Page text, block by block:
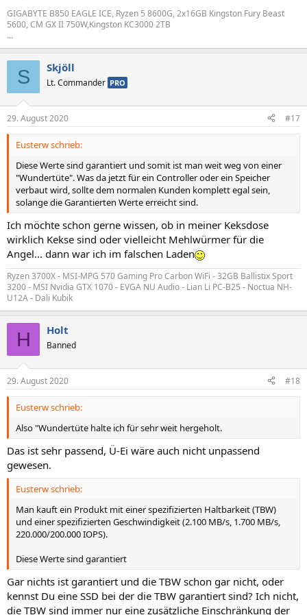
GIGABYTE B850 EAGLE ICE, Ryzen 5 8600G, 2x16GB Kingston Fury Beast
5600, CM GX II 750W,Kingston KC3000 2TB
...
S Skjöll
Lt. Commander PRO
29. August 2020 #17
Eusterw schrieb:
Diese Werte sind garantiert und somit ist man weit weg von einer
"Wundertüte". Was da jetzt für ein Controller oder ein Speicher
verbaut wird, sollte dem normalen Kunden komplett egal sein,
solange die Garantierten Werte erreicht sind.
Ich möchte schon gerne wissen, ob in meiner Keksdose
wirklich Kekse sind oder vielleicht Mehlwürmer für die
Angel... dann war ich im falschen Laden
Ryzen 3700X - MSI-MPG 570 Gaming Pro Carbon WiFi - 32GB Ballistix Sport
3200 - MSI Nvidia GTX 1070 - EVGA NU Audio - Lian Li PC-B25 - Noctua NH-
U12A - Dali Kubik
H Holt
Banned
29. August 2020 #18
Eusterw schrieb:
Also "Wundertüte halte ich für sehr weit hergeholt.
Das ist sehr passend, Ü-Ei wäre auch nicht unpassend
gewesen.
Eusterw schrieb:
Man kauft ein Produkt mit einer spezifizierten Haltbarkeit (TBW)
und einer spezifizierten Geschwindigkeit (2.100 MB/s, 1.700 MB/s,
220.000/200.000 IOPS).
Diese Werte sind garantiert
Gar nichts ist garantiert und die TBW schon gar nicht, oder
kennst Du eine SSD bei der die TBW garantiert sind? Ich nicht,
die TBW sind immer nur eine zusätzliche Einschränkung der